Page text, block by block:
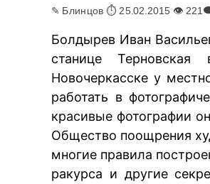
✎ Блинцов ⏱ 25.02.2015 👁 221
Болдырев Иван
станице
Новочеркасске у
работать в
красивые фотографии
Общество поощрения
многие правила
ракурса и другие